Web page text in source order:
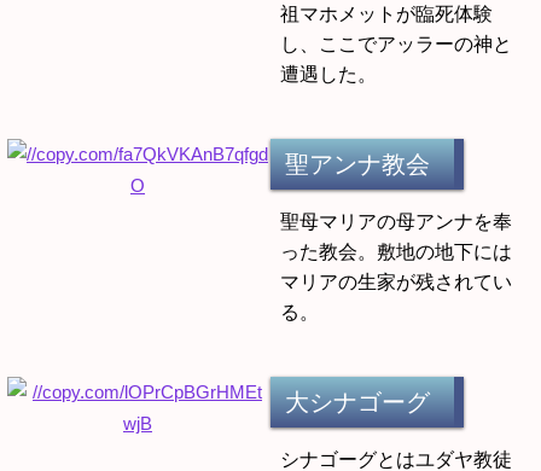
祖マホメットが臨死体験
し、ここでアッラーの神と
遭遇した。
聖アンナ教会
聖母マリアの母アンナを奉
った教会。敷地の地下には
マリアの生家が残されてい
る。
大シナゴーグ
シナゴーグとはユダヤ教徒